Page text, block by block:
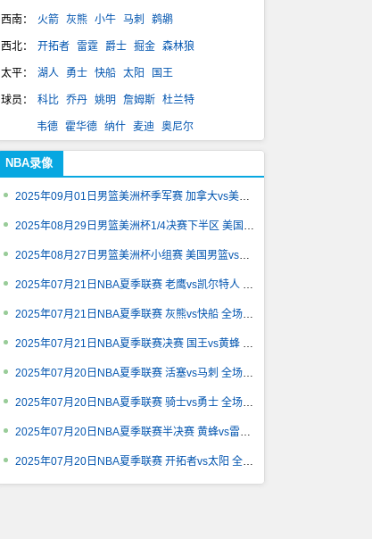
西南： 火箭 灰熊 小牛 马刺 鹈鹕
西北： 开拓者 雷霆 爵士 掘金 森林狼
太平： 湖人 勇士 快船 太阳 国王
球员： 科比 乔丹 姚明 詹姆斯 杜兰特
韦德 霍华德 纳什 麦迪 奥尼尔
NBA录像
2025年09月01日男篮美洲杯季军赛 加拿大vs美国 全场录像回放
2025年08月29日男篮美洲杯1/4决赛下半区 美国vs乌拉圭 全场录像
2025年08月27日男篮美洲杯小组赛 美国男篮vs巴西男篮 全场录像回
2025年07月21日NBA夏季联赛 老鹰vs凯尔特人 全场录像回放
2025年07月21日NBA夏季联赛 灰熊vs快船 全场录像回放
2025年07月21日NBA夏季联赛决赛 国王vs黄蜂 全场录像回放
2025年07月20日NBA夏季联赛 活塞vs马刺 全场录像回放
2025年07月20日NBA夏季联赛 骑士vs勇士 全场录像回放
2025年07月20日NBA夏季联赛半决赛 黄蜂vs雷霆 全场录像回放
2025年07月20日NBA夏季联赛 开拓者vs太阳 全场录像回放